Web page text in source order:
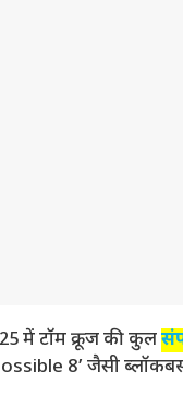
में टॉम क्रूज की कुल
8’ जैसी